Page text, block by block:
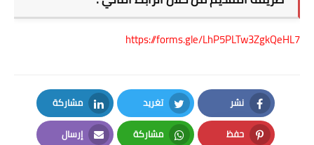
https://forms.gle/LhP5PLTw3ZgkQeHL7
نشر
Facebook
تغريد
Twitter
مشاركة
LinkedIn
حفظ مشاركة إرسال